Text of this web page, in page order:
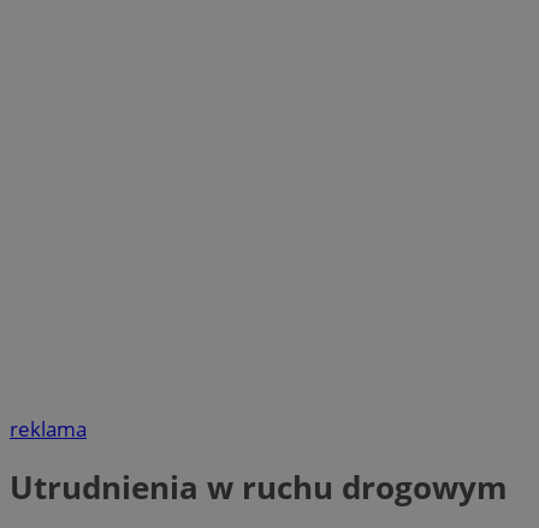
reklama
Utrudnienia w ruchu drogowym